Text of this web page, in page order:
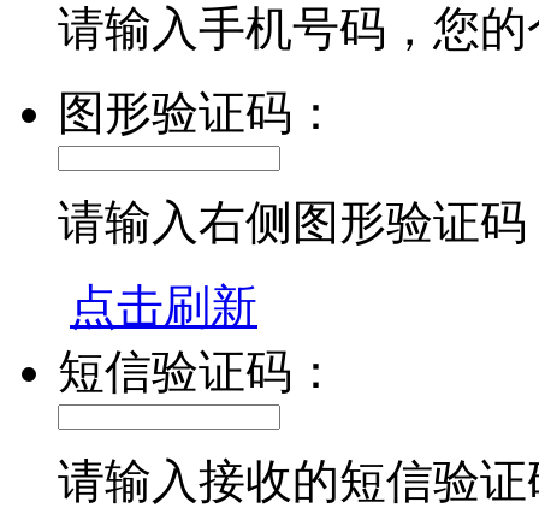
请输入手机号码，您
图形验证码：
请输入右侧图形验证码
点击刷新
短信验证码：
请输入接收的短信验证